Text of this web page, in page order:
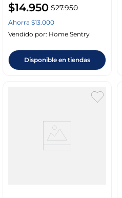
$14.950 $27.950
Ahorra $13.000
Vendido por: Home Sentry
Disponible en tiendas